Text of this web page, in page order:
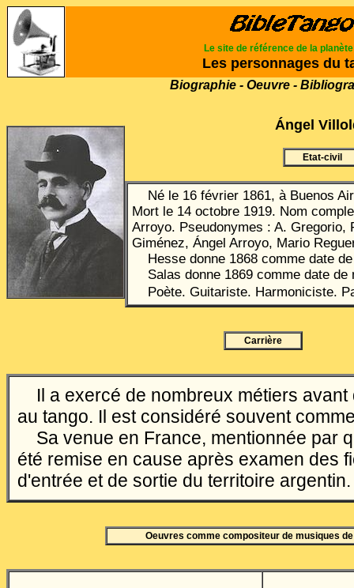
Le site de référence de la planète
Les personnages du
Biographie - Oeuvre -
Ángel
Etat-civil
Né le 16 février 1861, à Buenos
Mort le 14 octobre 1919. Nom
Arroyo. Pseudonymes : A. Gregorio,
Giménez, Ángel Arroyo, Mario
Hesse donne 1868 comme date
Salas donne 1869 comme date de
Poète. Guitariste. Harmoniciste.
Carrière
Il a exercé de nombreux métiers
au tango. Il est considéré souvent
Sa venue en France, mentionnée par
été remise en cause après examen des
d'entrée et de sortie du territoire argentin.
Oeuvres comme compositeur de musiques